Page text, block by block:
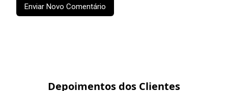
Enviar Novo Comentário
Depoimentos dos Clientes